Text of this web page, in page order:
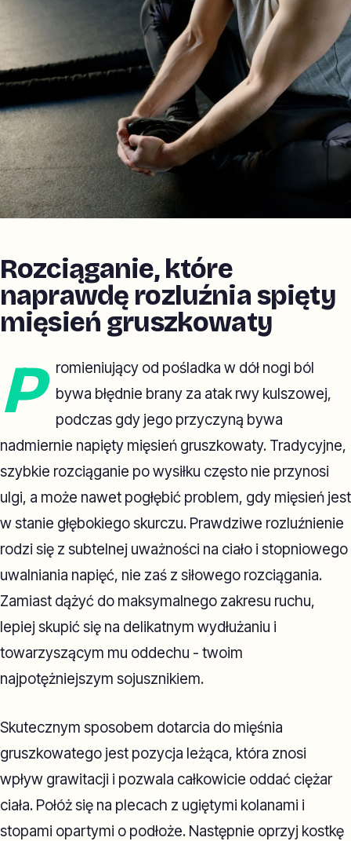
Rozciąganie, które
naprawdę rozluźnia spięty
mięsień gruszkowaty
P
romieniujący od pośladka w dół nogi ból
bywa błędnie brany za atak rwy kulszowej,
podczas gdy jego przyczyną bywa
nadmiernie napięty mięsień gruszkowaty. Tradycyjne,
szybkie rozciąganie po wysiłku często nie przynosi
ulgi, a może nawet pogłębić problem, gdy mięsień jest
w stanie głębokiego skurczu. Prawdziwe rozluźnienie
rodzi się z subtelnej uważności na ciało i stopniowego
uwalniania napięć, nie zaś z siłowego rozciągania.
Zamiast dążyć do maksymalnego zakresu ruchu,
lepiej skupić się na delikatnym wydłużaniu i
towarzyszącym mu oddechu - twoim
najpotężniejszym sojusznikiem.
Skutecznym sposobem dotarcia do mięśnia
gruszkowatego jest pozycja leżąca, która znosi
wpływ grawitacji i pozwala całkowicie oddać ciężar
ciała. Połóż się na plecach z ugiętymi kolanami i
stopami opartymi o podłoże. Następnie oprzyj kostkę